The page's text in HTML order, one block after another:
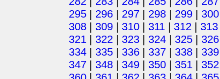
295 | 296 | 297 | 298 | 299 | 300
308 | 309 | 310 | 311 | 312 | 313
321 | 322 | 323 | 324 | 325 | 326
334 | 335 | 336 | 337 | 338 | 339
347 | 348 | 349 | 350 | 351 | 352